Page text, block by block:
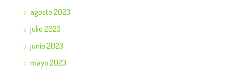
agosto 2023
julio 2023
junio 2023
mayo 2023